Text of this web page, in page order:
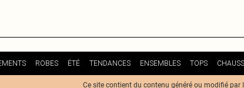
ROBES ÉTÉ TENDANCES ENSEMBLES TOPS
Ce site contient du contenu généré ou modifié par